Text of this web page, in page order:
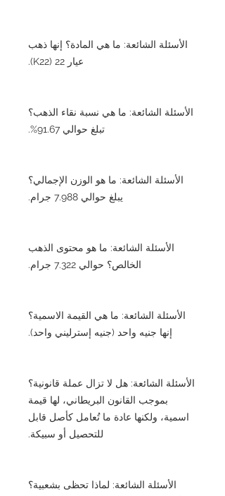
الأسئلة الشائعة: ما هي المادة؟ إنها ذهب
عيار 22 (K22).
الأسئلة الشائعة: ما هي نسبة نقاء الذهب؟
تبلغ حوالي 91.67%.
الأسئلة الشائعة: ما هو الوزن الإجمالي؟
يبلغ حوالي 7.988 جرام.
الأسئلة الشائعة: ما هو محتوى الذهب
الخالص؟ حوالي 7.322 جرام.
الأسئلة الشائعة: ما هي القيمة الاسمية؟
إنها جنيه واحد (جنيه إسترليني واحد).
الأسئلة الشائعة: هل لا تزال عملة قانونية؟
بموجب القانون البريطاني، لها قيمة
اسمية، ولكنها عادة ما تُعامل كأصل قابل
للتحصيل أو سبيكة.
الأسئلة الشائعة: لماذا تحظى بشعبية؟